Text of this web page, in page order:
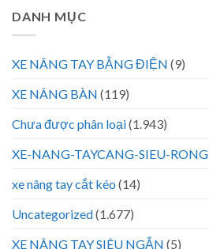
DANH MỤC
XE NÂNG TAY BẰNG ĐIỆN (9)
XE NÂNG BÀN (119)
Chưa được phân loại(1.943)
XE-NANG-TAYCANG-SIEU-RONG
xe nâng tay cắt kéo (14)
Uncategorized(1.677)
XE NÂNG TAY SIÊU NGẮN (5)